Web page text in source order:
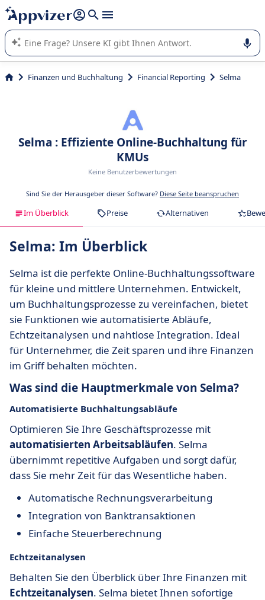
beantworten (mehrere Zeilen mit
Die KI von Appvizer führt Sie bei der Nutzung oder Auswahl
von SaaS-Software in Unternehmen.
Finanzen und Buchhaltung Financial Reporting Selma
Selma : Effiziente Online-Buchhaltung für
KMUs
Keine Benutzerbewertungen
Sind Sie der Herausgeber dieser Software? Diese Seite beanspruchen
Im Überblick Preise Alternativen
Selma: Im Überblick
Selma ist die perfekte Online-Buchhaltungssoftware
für kleine und mittlere Unternehmen. Entwickelt,
um Buchhaltungsprozesse zu vereinfachen, bietet
sie Funktionen wie automatisierte Abläufe,
Echtzeitanalysen und nahtlose Integration. Ideal
für Unternehmer, die Zeit sparen und ihre Finanzen
im Griff behalten möchten.
Was sind die Hauptmerkmale von Selma?
Automatisierte Buchhaltungsabläufe
Optimieren Sie Ihre Geschäftsprozesse mit
automatisierten Arbeitsabläufen. Selma
übernimmt repetitive Aufgaben und sorgt dafür,
dass Sie mehr Zeit für das Wesentliche haben.
Automatische Rechnungsverarbeitung
Integration von Banktransaktionen
Einfache Steuerberechnung
Echtzeitanalysen
Behalten Sie den Überblick über Ihre Finanzen mit
Echtzeitanalysen. Selma bietet Ihnen sofortige